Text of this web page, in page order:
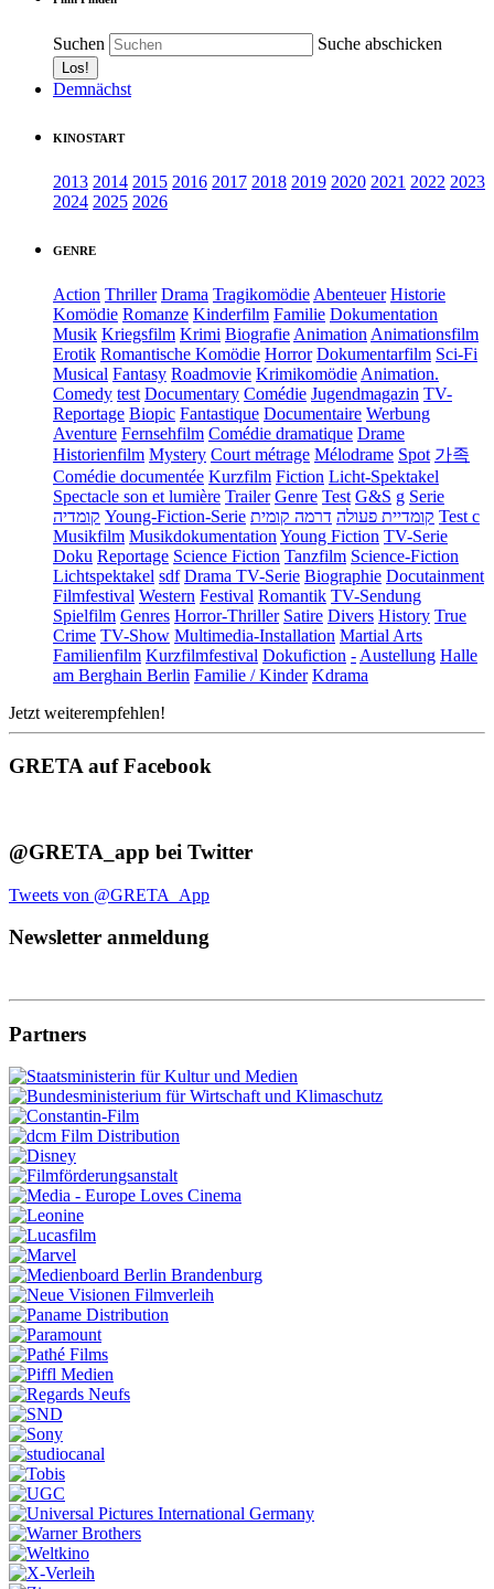
Suchen Suche abschicken
Demnächst
KINOSTART
2013 2014 2015 2016 2017 2018 2019 2020 2021 2022 2023
2024 2025 2026
GENRE
Action Thriller Drama Tragikomödie Abenteuer Historie
Komödie Romanze Kinderfilm Familie Dokumentation
Musik Kriegsfilm Krimi Biografie Animation Animationsfilm
Erotik Romantische Komödie Horror Dokumentarfilm Sci-Fi
Musical Fantasy Roadmovie Krimikomödie Animation.
Comedy test Documentary Comédie Jugendmagazin TV-
Reportage Biopic Fantastique Documentaire Werbung
Aventure Fernsehfilm Comédie dramatique Drame
Historienfilm Mystery Court métrage Mélodrame Spot 가족
Comédie documentée Kurzfilm Fiction Licht-Spektakel
Spectacle son et lumière Trailer Genre Test G&S g Serie
קומדיה Young-Fiction-Serie קומדיית פעולה דרמה קומית
Test c
Musikfilm Musikdokumentation Young Fiction TV-Serie
Doku Reportage Science Fiction Tanzfilm Science-Fiction
Lichtspektakel sdf Drama TV-Serie Biographie Docutainment
Filmfestival Western Festival Romantik TV-Sendung
Spielfilm Genres Horror-Thriller Satire Divers History True
Crime TV-Show Multimedia-Installation Martial Arts
Familienfilm Kurzfilmfestival Dokufiction - Austellung Halle
am Berghain Berlin Familie / Kinder Kdrama
Jetzt weiterempfehlen!
GRETA auf Facebook
@GRETA_app bei Twitter
Tweets von @GRETA_App
Newsletter anmeldung
Partners